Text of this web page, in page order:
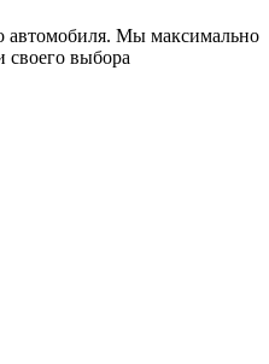
автомобиля. Мы максимально
выбора